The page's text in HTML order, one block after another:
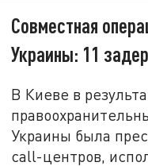
Совместная
Украины: 11
В Киеве в
Украины была
call-центров,